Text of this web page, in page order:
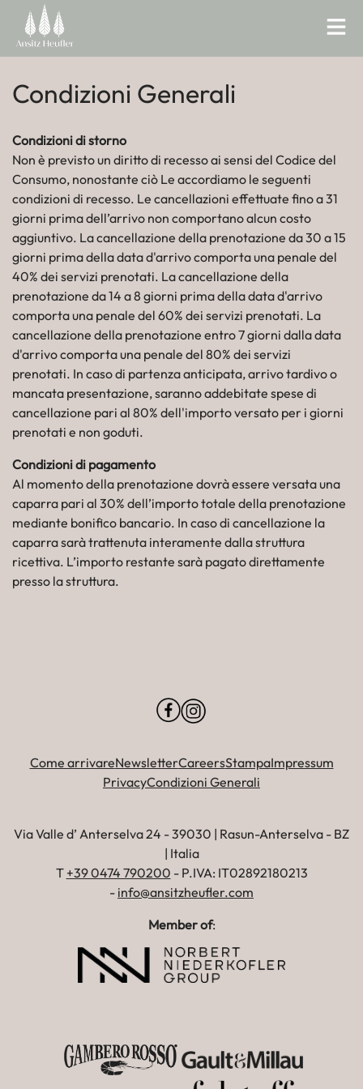
Condizioni Generali
Condizioni di storno
Non è previsto un diritto di recesso ai sensi del Codice del
Consumo, nonostante ciò Le accordiamo le seguenti
condizioni di recesso. Le cancellazioni effettuate fino a 31
giorni prima dell’arrivo non comportano alcun costo
aggiuntivo. La cancellazione della prenotazione da 30 a 15
giorni prima della data d'arrivo comporta una penale del
40% dei servizi prenotati. La cancellazione della
prenotazione da 14 a 8 giorni prima della data d'arrivo
comporta una penale del 60% dei servizi prenotati. La
cancellazione della prenotazione entro 7 giorni dalla data
d'arrivo comporta una penale del 80% dei servizi
prenotati. In caso di partenza anticipata, arrivo tardivo o
mancata presentazione, saranno addebitate spese di
cancellazione pari al 80% dell'importo versato per i giorni
prenotati e non goduti.
Condizioni di pagamento
Al momento della prenotazione dovrà essere versata una
caparra pari al 30% dell’importo totale della prenotazione
mediante bonifico bancario. In caso di cancellazione la
caparra sarà trattenuta interamente dalla struttura
ricettiva. L’importo restante sarà pagato direttamente
presso la struttura.
Come arrivareNewsletterCareersStampaImpressum
PrivacyCondizioni Generali
Via Valle d’ Anterselva 24 - 39030 | Rasun-Anterselva - BZ
| Italia
T +39 0474 790200 - P.IVA: IT02892180213
- info@ansitzheufler.com
Member of: